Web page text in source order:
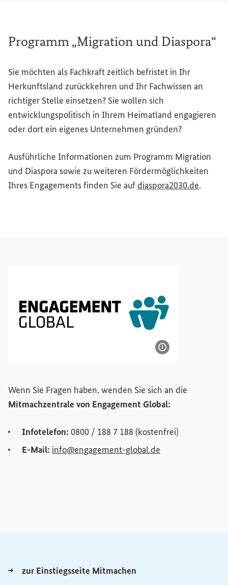
Programm „Migration und Diaspora“
Sie möchten als Fachkraft zeitlich befristet in Ihr
Herkunftsland zurückkehren und Ihr Fachwissen an
richtiger Stelle einsetzen? Sie wollen sich
entwicklungspolitisch in Ihrem Heimatland engagieren
oder dort ein eigenes Unternehmen gründen?
Ausführliche Informationen zum Programm Migration
und Diaspora sowie zu weiteren Fördermöglichkeiten
Ihres Engagements finden Sie auf diaspora2030.de.
Wenn Sie Fragen haben, wenden Sie sich an die
Mitmachzentrale von Engagement Global:
Infotelefon: 0800 / 188 7 188 (kostenfrei)
E-Mail: info@engagement-global.de
zur Einstiegsseite Mitmachen